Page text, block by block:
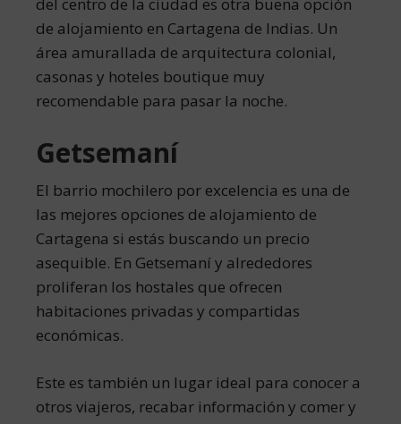
de alojamiento en Cartagena de Indias. Un
área amurallada de arquitectura colonial,
casonas y hoteles boutique muy
recomendable para pasar la noche.
Getsemaní
El barrio mochilero por excelencia es una de
las mejores opciones de alojamiento de
Cartagena si estás buscando un precio
asequible. En Getsemaní y alrededores
proliferan los hostales que ofrecen
habitaciones privadas y compartidas
económicas.
Este es también un lugar ideal para conocer a
otros viajeros, recabar información y comer y